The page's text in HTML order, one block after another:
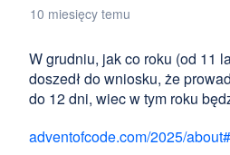
10 miesięcy temu
W grudniu, jak co roku (od 11
doszedł do wniosku, że
do 12 dni, wiec w tym roku
adventofcode.com/2025/